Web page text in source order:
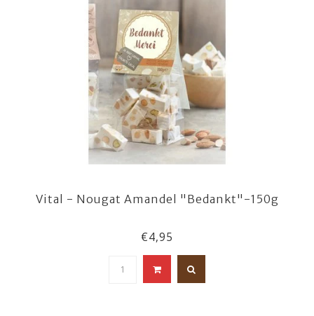
Vital - Nougat Amandel "Bedankt"-150g
€4,95